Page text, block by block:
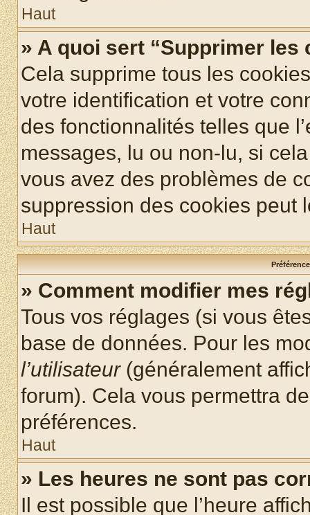
Haut
» A quoi sert “Supprimer les
Cela supprime tous les
votre identification et votre
des fonctionnalités telles que
messages, lu ou non-lu, si
vous avez des problèmes de
suppression des cookies peut
Haut
» Comment modifier mes
Tous vos réglages (si vous
base de données. Pour les
l’utilisateur(généralement
forum). Cela vous permettra
préférences.
Haut
» Les heures ne sont pas
Il est possible que l’heure